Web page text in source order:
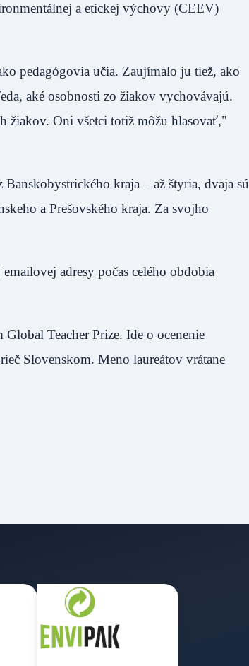
a etickej výchovy (CEEV)
pedagógovia učia. Zaujímalo ju tiež, ako
aké osobnosti zo žiakov vychovávajú.
žiakov. Oni všetci totiž môžu hlasovať,"
kraja – až štyria, dvaja sú
a Prešovského kraja. Za svojho
adresy počas celého obdobia
Teacher Prize. Ide o ocenenie
Slovenskom. Meno laureátov vrátane